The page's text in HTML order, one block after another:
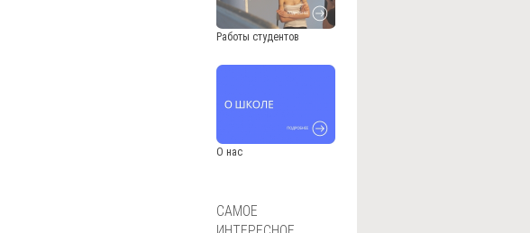
Работы студентов
О нас
САМОЕ